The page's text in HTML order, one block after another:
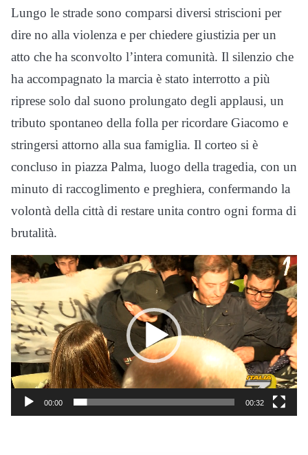
Lungo le strade sono comparsi diversi striscioni per
dire no alla violenza e per chiedere giustizia per un
atto che ha sconvolto l’intera comunità. Il silenzio che
ha accompagnato la marcia è stato interrotto a più
riprese solo dal suono prolungato degli applausi, un
tributo spontaneo della folla per ricordare Giacomo e
stringersi attorno alla sua famiglia. Il corteo si è
concluso in piazza Palma, luogo della tragedia, con un
minuto di raccoglimento e preghiera, confermando la
volontà della città di restare unita contro ogni forma di
brutalità.
Video
Player
00:00 00:32